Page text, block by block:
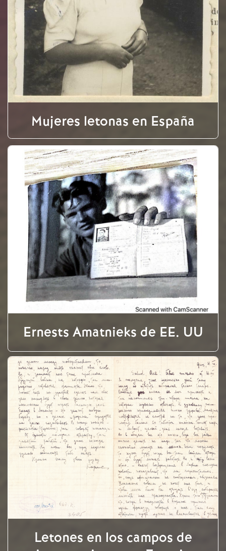
Mujeres letonas en España
Ernests Amatnieks de EE. UU
Letones en los campos de